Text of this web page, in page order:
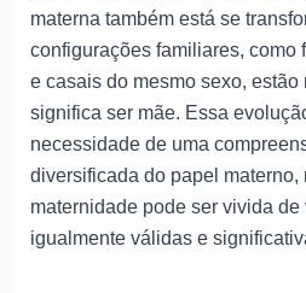
materna também está se
configurações familiares, como
e casais do mesmo sexo,
significa ser mãe. Essa
necessidade de uma
diversificada do papel materno,
maternidade pode ser vivida de
igualmente válidas e